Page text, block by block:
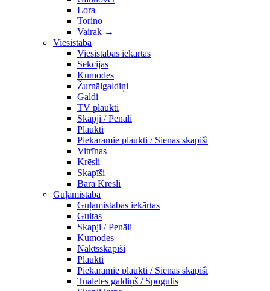
Lora
Torino
Vairak →
Viesistaba
Viesistabas iekārtas
Sekcijas
Kumodes
Žurnālgaldiņi
Galdi
TV plaukti
Skapji / Penāli
Plaukti
Piekaramie plaukti / Sienas skapiši
Vitrīnas
Krēsli
Skapīši
Bāra Krēsli
Guļamistaba
Guļamistabas iekārtas
Gultas
Skapji / Penāli
Kumodes
Naktsskapīši
Plaukti
Piekaramie plaukti / Sienas skapiši
Tualetes galdiņš / Spogulis